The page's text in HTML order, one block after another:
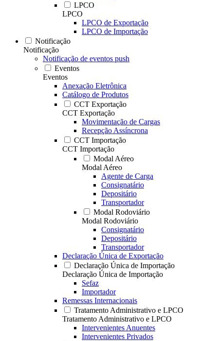
LPCO
LPCO
LPCO de Exportação
LPCO de Importação
Notificação
Notificação
Notificação de eventos push
Eventos
Eventos
Anexação Eletrônica
Catálogo de Produtos
CCT Exportação
CCT Exportação
Movimentação de Cargas
Recepção Assíncrona
CCT Importação
CCT Importação
Modal Aéreo
Modal Aéreo
Agente de Carga
Consignatário
Depositário
Transportador
Modal Rodoviário
Modal Rodoviário
Consignatário
Depositário
Transportador
Declaração Única de Exportação
Declaração Única de Importação
Declaração Única de Importação
Sefaz
Importador
Remessas Internacionais
Tratamento Administrativo e LPCO
Tratamento Administrativo e LPCO
Intervenientes Anuentes
Intervenientes Privados